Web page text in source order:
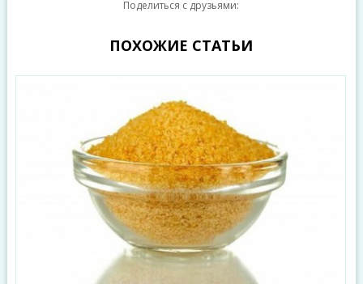
Поделиться с друзьями:
ПОХОЖИЕ СТАТЬИ